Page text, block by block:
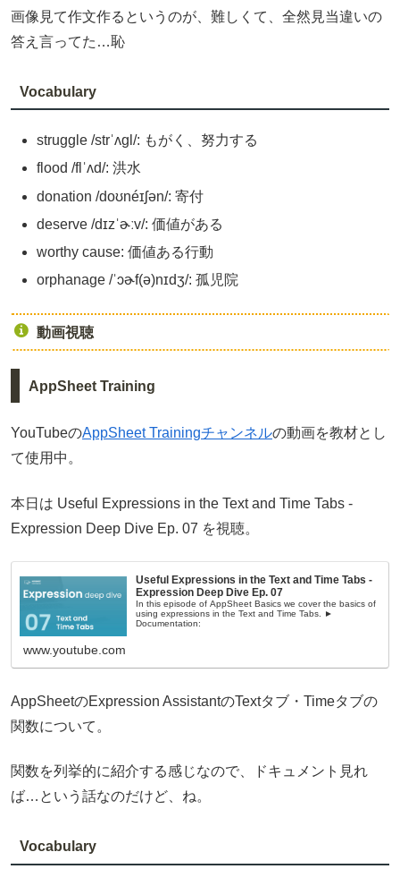
画像見て作文作るというのが、難しくて、全然見当違いの
答え言ってた…恥
Vocabulary
struggle /strˈʌgl/: もがく、努力する
flood /flˈʌd/: 洪水
donation /doʊnéɪʃən/: 寄付
deserve /dɪzˈɚːv/: 価値がある
worthy cause: 価値ある行動
orphanage /ˈɔɚf(ə)nɪdʒ/: 孤児院
動画視聴
AppSheet Training
YouTubeのAppSheet Trainingチャンネルの動画を教材とし
て使用中。
本日は Useful Expressions in the Text and Time Tabs -
Expression Deep Dive Ep. 07 を視聴。
Useful Expressions in the Text and Time Tabs -
Expression Deep Dive Ep. 07
In this episode of AppSheet Basics we cover the basics of
using expressions in the Text and Time Tabs. ►
Documentation:
www.youtube.com
AppSheetのExpression AssistantのTextタブ・Timeタブの
関数について。
関数を列挙的に紹介する感じなので、ドキュメント見れ
ば…という話なのだけど、ね。
Vocabulary